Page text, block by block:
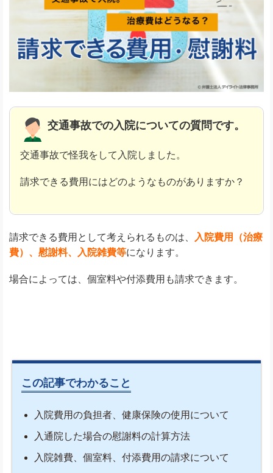
交通事故での入院についての質問です。
交通事故で怪我をして入院しました。
請求できる費用にはどのようなものがありますか？
請求できる費用として考えられるものは、
入院費用（治療
費）、慰謝料、入院雑費等になります。
場合によっては、個室料や付添費用も請求できます。
この記事でわかること
入院費用の負担者、健康保険の使用について
入通院した場合の慰謝料の計算方法
入院雑費、個室料、付添費用の請求について